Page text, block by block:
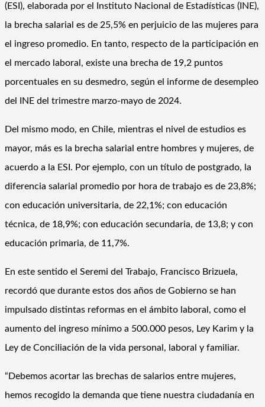
(ESI), elaborada por el Instituto Nacional de Estadísticas (INE),
la brecha salarial es de 25,5% en perjuicio de las mujeres para
el ingreso promedio. En tanto, respecto de la participación en
el mercado laboral, existe una brecha de 19,2 puntos
porcentuales en su desmedro, según el informe de desempleo
del INE del trimestre marzo-mayo de 2024.
Del mismo modo, en Chile, mientras el nivel de estudios es
mayor, más es la brecha salarial entre hombres y mujeres, de
acuerdo a la ESI. Por ejemplo, con un título de postgrado, la
diferencia salarial promedio por hora de trabajo es de 23,8%;
con educación universitaria, de 22,1%; con educación
técnica, de 18,9%; con educación secundaria, de 13,8; y con
educación primaria, de 11,7%.
En este sentido el Seremi del Trabajo, Francisco Brizuela,
recordó que durante estos dos años de Gobierno se han
impulsado distintas reformas en el ámbito laboral, como el
aumento del ingreso mínimo a 500.000 pesos, Ley Karim y la
Ley de Conciliación de la vida personal, laboral y familiar.
“Debemos acortar las brechas de salarios entre mujeres,
hemos recogido la demanda que tiene nuestra ciudadanía en